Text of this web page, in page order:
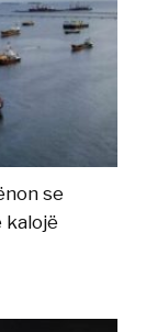
se
kalojë